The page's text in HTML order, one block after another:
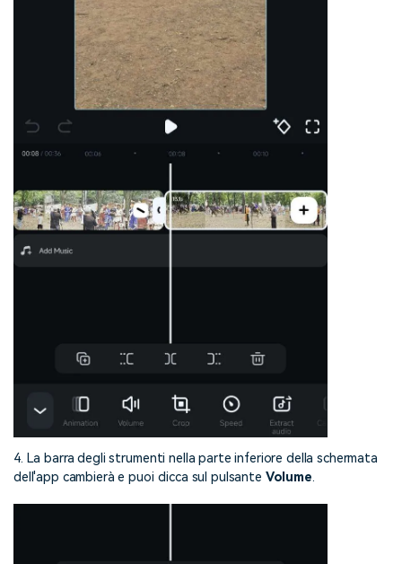
4. La barra degli strumenti nella parte inferiore della schermata
dell'app cambierà e puoi clicca sul pulsante Volume.